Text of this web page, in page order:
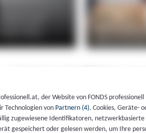
der Website von FONDS
Technologien von Partnern (4). Cookies, Geräte-
zugewiesene Identifikatoren,
gespeichert oder gelesen werden, um Ihre